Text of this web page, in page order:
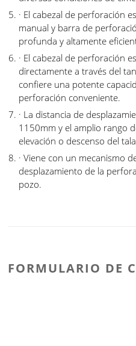
· El cabezal de perforación
manual y barra de
profunda y altamente
· El cabezal de perforación
directamente a través del
confiere una potente
perforación conveniente.
· La distancia de
1150mm y el amplio rango
elevación o descenso del
· Viene con un mecanismo
desplazamiento de la
pozo.
FORMULARIO DE